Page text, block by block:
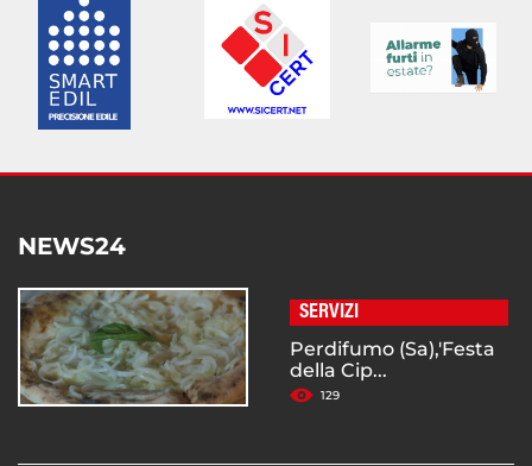
NEWS24
SERVIZI
Perdifumo (Sa),'Festa
della Cip...
129